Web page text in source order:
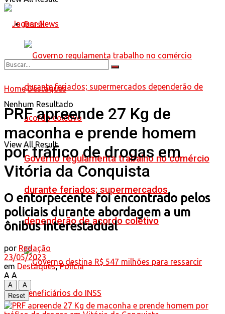
Brasil
Governo regulamenta trabalho no comércio
durante feriados; supermercados
dependerão de acordo coletivo
Nenhum Resultado
View All Result
Home Destaques
PRF apreende 27 Kg de
maconha e prende homem
por tráfico de drogas em
Vitória da Conquista
O entorpecente foi encontrado pelos
policiais durante abordagem a um
ônibus interestadual
por Redação
23/05/2023
em Destaques,Polícia
A A
A
A
Reset